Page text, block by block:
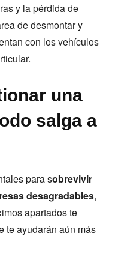
y la pérdida de
de desmontar y
con los vehículos
una
salga a
para sobrevivir
desagradables,
apartados te
te ayudarán aún más